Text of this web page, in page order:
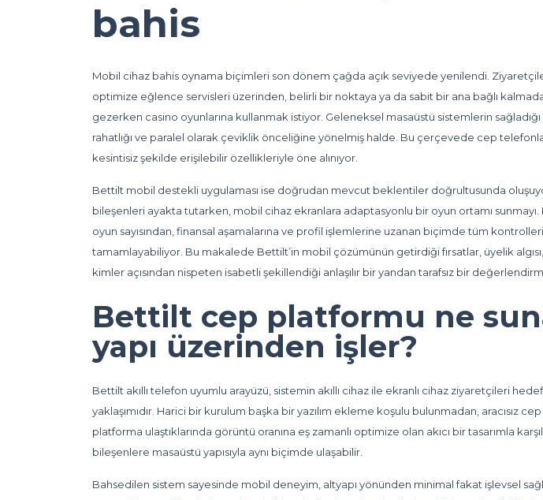
bahis
Mobil cihaz bahis oynama biçimleri son dönem çağda açık seviyede yenilendi.
optimize eğlence servisleri üzerinden, belirli bir noktaya ya da sabit bir ana bağlı
gezerken casino oyunlarına kullanmak istiyor. Geleneksel masaüstü sistemlerin
rahatlığı ve paralel olarak çeviklik önceliğine yönelmiş halde. Bu çerçevede cep
kesintisiz şekilde erişilebilir özellikleriyle öne alınıyor.
Bettilt mobil destekli uygulaması ise doğrudan mevcut beklentiler doğrultusunda
bileşenleri ayakta tutarken, mobil cihaz ekranlara adaptasyonlu bir oyun ortamı sunmayı.
oyun sayısından, finansal aşamalarına ve profil işlemlerine uzanan biçimde tüm
tamamlayabiliyor. Bu makalede Bettilt’in mobil çözümünün getirdiği fırsatlar, üyelik algısı,
kimler açısından nispeten isabetli şekillendiği anlaşılır bir yandan tarafsız bir
Bettilt cep platformu ne
yapı üzerinden işler?
Bettilt akıllı telefon uyumlu arayüzü, sistemin akıllı cihaz ile ekranlı cihaz ziyaretçileri
yaklaşımıdır. Harici bir kurulum başka bir yazılım ekleme koşulu bulunmadan, aracısız
platforma ulaştıklarında görüntü oranına eş zamanlı optimize olan akıcı bir tasarımla
bileşenlere masaüstü yapısıyla aynı biçimde ulaşabilir.
Bahsedilen sistem sayesinde mobil deneyim, altyapı yönünden minimal fakat işlevsel